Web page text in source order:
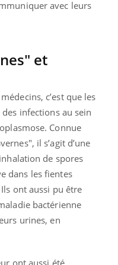
avec leurs
et
c’est que les
infections au sein
Connue
il s’agit d’une
de spores
dans les fientes
ont aussi pu être
bactérienne
urines, en
ont aussi été